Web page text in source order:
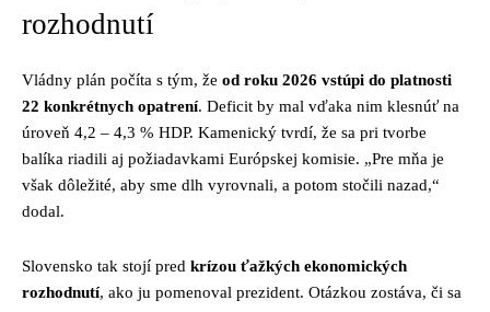
rozhodnutí
Vládny plán počíta s tým, že od roku 2026 vstúpi do platnosti
22 konkrétnych opatrení. Deficit by mal vďaka nim klesnúť na
úroveň 4,2 – 4,3 % HDP. Kamenický tvrdí, že sa pri tvorbe
balíka riadili aj požiadavkami Európskej komisie. „Pre mňa je
však dôležité, aby sme dlh vyrovnali, a potom stočili nazad,“
dodal.
Slovensko tak stojí pred krízou ťažkých ekonomických
rozhodnutí, ako ju pomenoval prezident. Otázkou zostáva, či sa